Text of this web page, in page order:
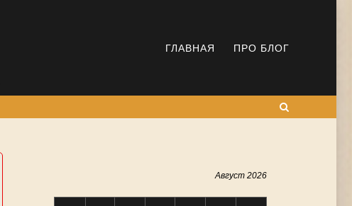
ГЛАВНАЯ ПРО БЛОГ
Август 2026